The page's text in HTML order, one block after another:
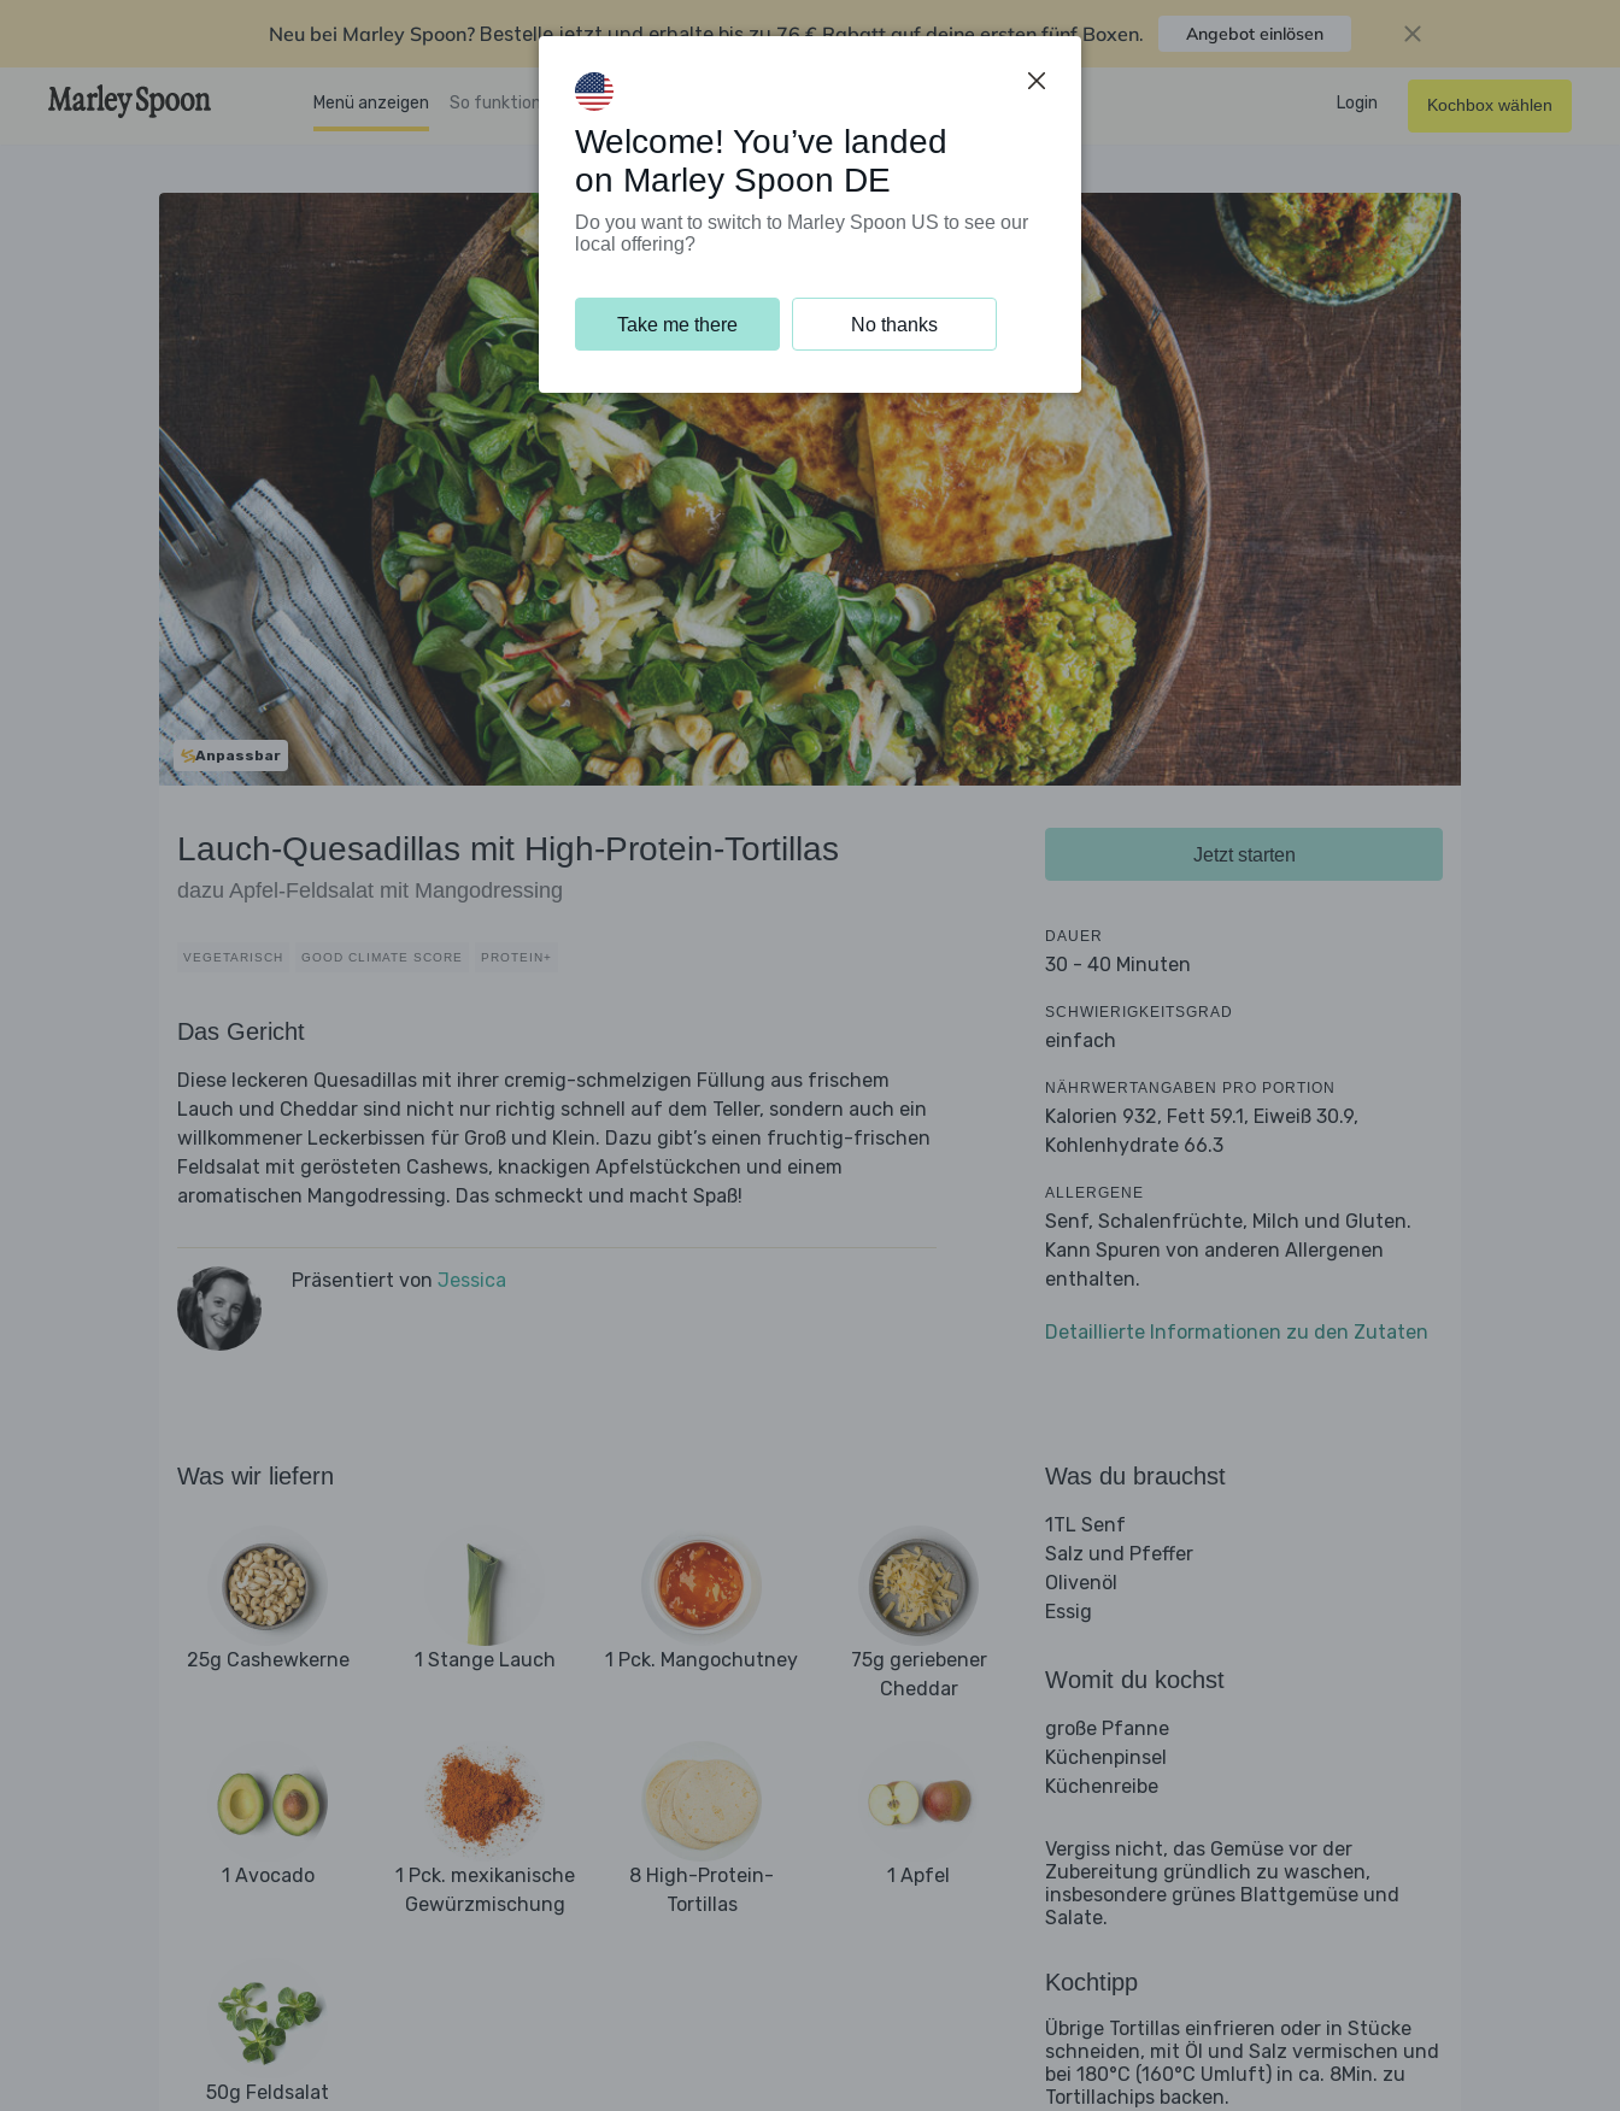
Neu bei Marley Spoon? Bestelle jetzt und erhalte bis zu76 € Rabatt auf deine ersten fünf Boxen. Angebot einlösen
Menü anzeigen So funktioniert’s Kundenservice Login Kochbox wählen
Anpassbar
Lauch-Quesadillas mit High-Protein-Tortillas
dazu Apfel-Feldsalat mit Mangodressing
VEGETARISCH GOOD CLIMATE SCORE PROTEIN+
Das Gericht
Diese leckeren Quesadillas mit ihrer cremig-schmelzigen Füllung aus frischem
Lauch und Cheddar sind nicht nur richtig schnell auf dem Teller, sondern auch ein
willkommener Leckerbissen für Groß und Klein. Dazu gibt’s einen fruchtig-frischen
Feldsalat mit gerösteten Cashews, knackigen Apfelstückchen und einem
aromatischen Mangodressing. Das schmeckt und macht Spaß!
Präsentiert von Jessica
Jetzt starten
DAUER
30 - 40 Minuten
SCHWIERIGKEITSGRAD
einfach
NÄHRWERTANGABEN PRO PORTION
Kalorien 932, Fett 59.1, Eiweiß 30.9,
Kohlenhydrate 66.3
ALLERGENE
Senf, Schalenfrüchte, Milch und Gluten.
Kann Spuren von anderen Allergenen
enthalten.
Detaillierte Informationen zu den Zutaten
Was wir liefern
25g Cashewkerne 1 Stange Lauch 1 Pck. Mangochutney
75g geriebener
Cheddar
1 Avocado
1 Pck. mexikanische
Gewürzmischung
8 High-Protein-
Tortillas
1 Apfel
50g Feldsalat
Was du brauchst
1TL Senf
Salz und Pfeffer
Olivenöl
Essig
Womit du kochst
große Pfanne
Küchenpinsel
Küchenreibe
Vergiss nicht, das Gemüse vor der
Zubereitung gründlich zu waschen,
insbesondere grünes Blattgemüse und
Salate.
Kochtipp
Übrige Tortillas einfrieren oder in Stücke
schneiden, mit Öl und Salz vermischen und
bei 180°C (160°C Umluft) in ca. 8Min. zu
Tortillachips backen.
Welcome! You’ve landed
on Marley Spoon DE
Do you want to switch to Marley Spoon US to see our
local offering?
Take me there No thanks